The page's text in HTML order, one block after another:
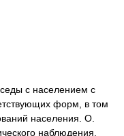
с населением с
форм, в том
населения. О.
наблюдения.